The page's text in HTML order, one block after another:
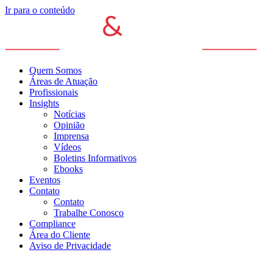
Ir para o conteúdo
Quem Somos
Áreas de Atuação
Profissionais
Insights
Notícias
Opinião
Imprensa
Vídeos
Boletins Informativos
Ebooks
Eventos
Contato
Contato
Trabalhe Conosco
Compliance
Área do Cliente
Aviso de Privacidade